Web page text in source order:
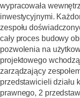
wypracowała
inwestycyjnymi.
zespołu
cały proces budowy
pozwolenia na
projektowego
zarządzający
przedstawicieli działu
prawnego, 2